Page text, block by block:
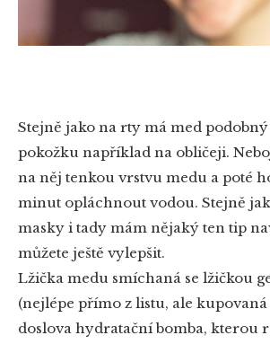
Stejně jako na rty má med
pokožku například na obličeji.
na něj tenkou vrstvu medu a poté
minut opláchnout vodou. Stejně
masky i tady mám nějaký ten tip
můžete ještě vylepšit.
Lžička medu smíchaná se lžičkou
(nejlépe přímo z listu, ale
doslova hydratační bomba, kterou